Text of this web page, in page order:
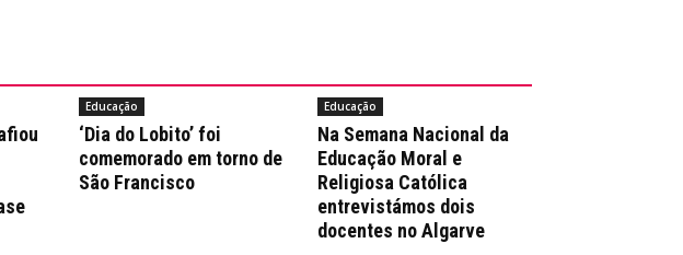
Educação
‘Dia do Lobito’ foi
comemorado em torno de
São Francisco
Educação
Na Semana Nacional da
Educação Moral e
Religiosa Católica
entrevistámos dois
docentes no Algarve